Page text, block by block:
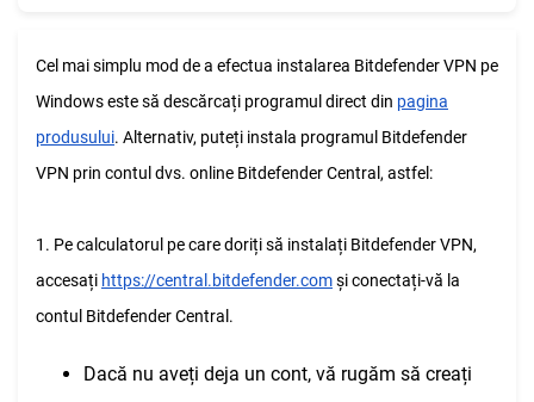
Cel mai simplu mod de a efectua instalarea Bitdefender VPN pe
Windows este să descărcați programul direct din pagina
produsului. Alternativ, puteți instala programul Bitdefender
VPN prin contul dvs. online Bitdefender Central, astfel:
1. Pe calculatorul pe care doriți să instalați Bitdefender VPN,
accesați https://central.bitdefender.comși conectați-vă la
contul Bitdefender Central.
Dacă nu aveți deja un cont, vă rugăm să creați